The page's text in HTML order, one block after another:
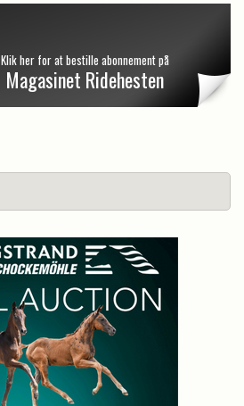
Klik her for at bestille abonnement på
Magasinet Ridehesten